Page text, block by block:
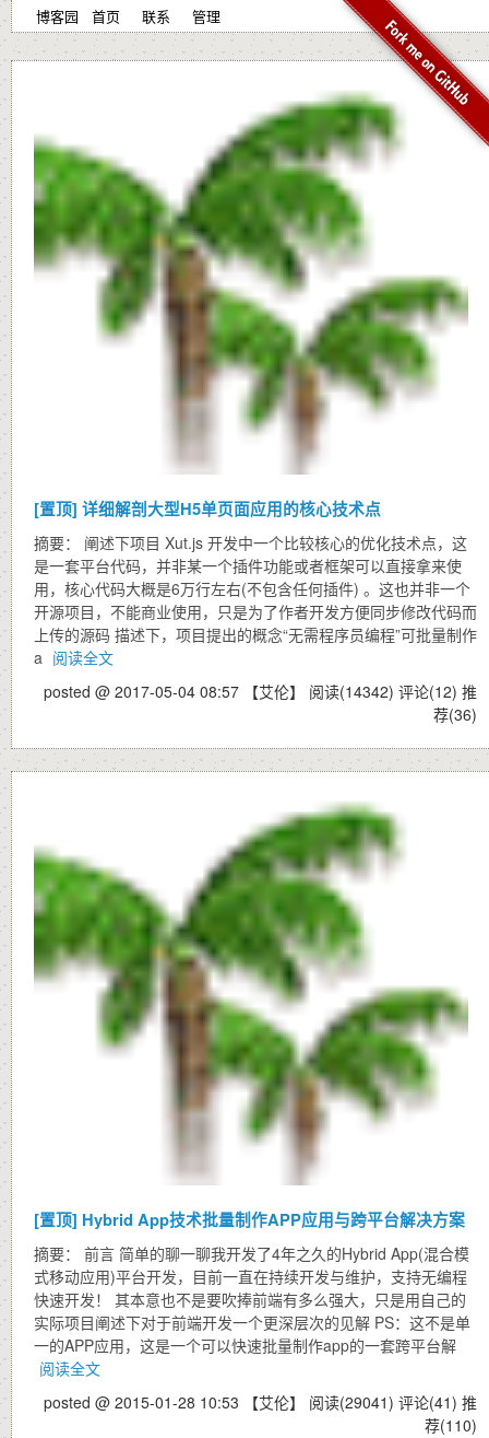
博客园 首页 联系 管理
[置顶] 详细解剖大型H5单页面应用的核心技术点
摘要： 阐述下项目 Xut.js 开发中一个比较核心的优化技术点，这
是一套平台代码，并非某一个插件功能或者框架可以直接拿来使
用，核心代码大概是6万行左右(不包含任何插件) 。这也并非一个
开源项目，不能商业使用，只是为了作者开发方便同步修改代码而
上传的源码 描述下，项目提出的概念“无需程序员编程”可批量制作
a 阅读全文
posted @ 2017-05-04 08:57 【艾伦】 阅读(14342) 评论(12) 推
荐(36)
[置顶] Hybrid App技术批量制作APP应用与跨平台解决方案
摘要： 前言 简单的聊一聊我开发了4年之久的Hybrid App(混合模
式移动应用)平台开发，目前一直在持续开发与维护，支持无编程
快速开发！ 其本意也不是要吹捧前端有多么强大，只是用自己的
实际项目阐述下对于前端开发一个更深层次的见解 PS：这不是单
一的APP应用，这是一个可以快速批量制作app的一套跨平台解
阅读全文
posted @ 2015-01-28 10:53 【艾伦】 阅读(29041) 评论(41) 推
荐(110)